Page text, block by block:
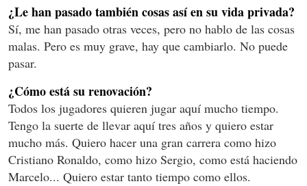
¿Le han pasado también cosas así en su vida privada?
Sí, me han pasado otras veces, pero no hablo de las cosas
malas. Pero es muy grave, hay que cambiarlo. No puede
pasar.
¿Cómo está su renovación?
Todos los jugadores quieren jugar aquí mucho tiempo.
Tengo la suerte de llevar aquí tres años y quiero estar
mucho más. Quiero hacer una gran carrera como hizo
Cristiano Ronaldo, como hizo Sergio, como está haciendo
Marcelo... Quiero estar tanto tiempo como ellos.